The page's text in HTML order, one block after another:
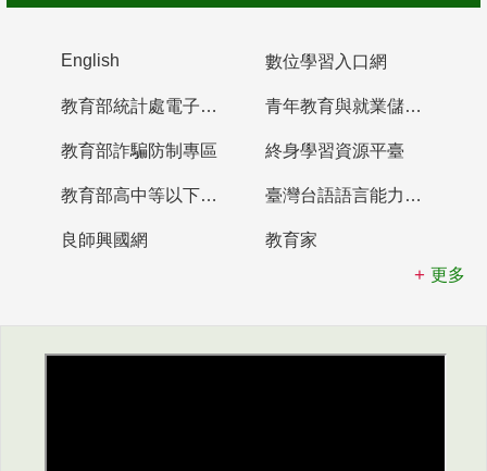
English 數位學習入口網
教育部統計處電子書櫃 青年教育與就業儲蓄帳戶
教育部詐騙防制專區 終身學習資源平臺
教育部高中等以下學校及幼兒園教師資格檢定考試 臺灣台語語言能力認證網站
良師興國網
教育家
更多